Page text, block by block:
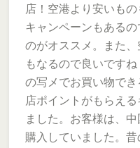
店！空港より安いも
キャンペーンもある
のがオススメ。また
もなるので良いです
の写メでお買い物で
店ポイントがもらえ
ました。お客様は、
購入していました。